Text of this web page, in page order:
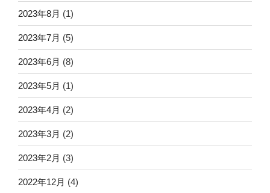
2023年8月 (1)
2023年7月 (5)
2023年6月 (8)
2023年5月 (1)
2023年4月 (2)
2023年3月 (2)
2023年2月 (3)
2022年12月 (4)